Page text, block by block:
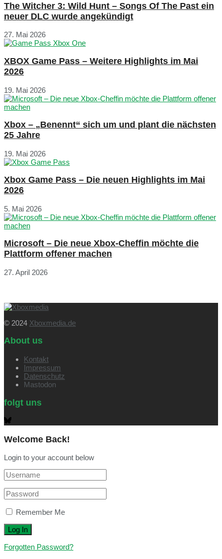
The Witcher 3: Wild Hunt – Songs Of The Past ein
neuer DLC wurde angekündigt
27. Mai 2026
XBOX Game Pass – Weitere Highlights im Mai
2026
19. Mai 2026
Xbox – „Benennt“ sich um und plant die nächsten
25 Jahre
19. Mai 2026
Xbox Game Pass – Die neuen Highlights im Mai
2026
5. Mai 2026
Microsoft – Die neue Xbox-Cheffin möchte die
Plattform offener machen
27. April 2026
© 2024 Xboxmedia.de
About us
Kontakt
Impressum
Datenschutz
Mastodon
folgt uns
Welcome Back!
Login to your account below
Remember Me
Forgotten Password?